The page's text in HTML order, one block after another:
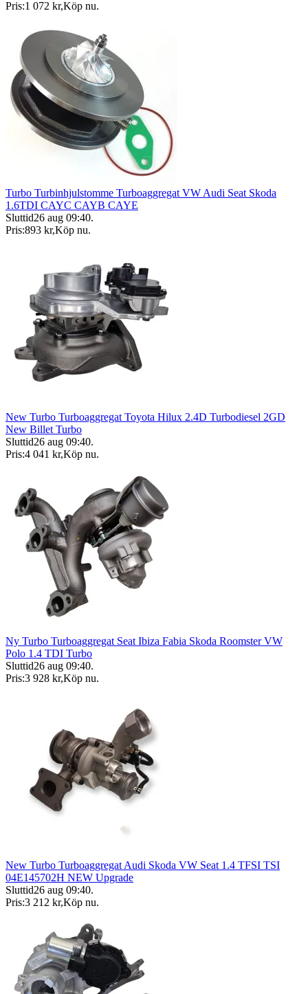
Pris:1 072 kr,Köp nu.
Turbo Turbinhjulstomme Turboaggregat VW Audi Seat Skoda
1.6TDI CAYC CAYB CAYE
Sluttid26 aug 09:40.
Pris:893 kr,Köp nu.
New Turbo Turboaggregat Toyota Hilux 2.4D Turbodiesel 2GD
New Billet Turbo
Sluttid26 aug 09:40.
Pris:4 041 kr,Köp nu.
Ny Turbo Turboaggregat Seat Ibiza Fabia Skoda Roomster VW
Polo 1.4 TDI Turbo
Sluttid26 aug 09:40.
Pris:3 928 kr,Köp nu.
New Turbo Turboaggregat Audi Skoda VW Seat 1.4 TFSI TSI
04E145702H NEW Upgrade
Sluttid26 aug 09:40.
Pris:3 212 kr,Köp nu.